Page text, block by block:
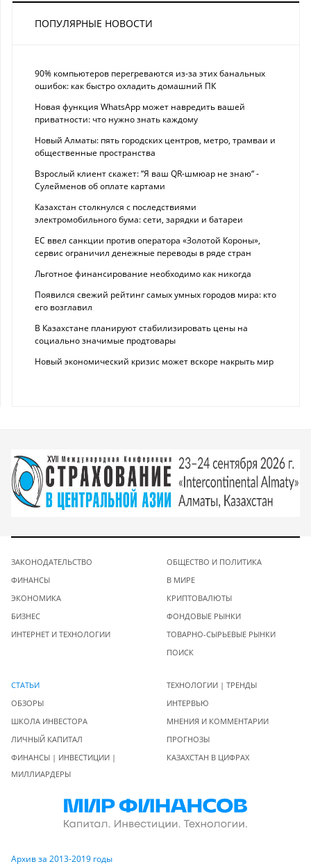
ПОПУЛЯРНЫЕ НОВОСТИ
90% компьютеров перегреваются из-за этих банальных
ошибок: как быстро охладить домашний ПК
Новая функция WhatsApp может навредить вашей
приватности: что нужно знать каждому
Новый Алматы: пять городских центров, метро, трамваи и
общественные пространства
Взрослый клиент скажет: “Я ваш QR-шмюар не знаю“ -
Сулейменов об оплате картами
Казахстан столкнулся с последствиями
электромобильного бума: сети, зарядки и батареи
ЕС ввел санкции против оператора «Золотой Короны»,
сервис ограничил денежные переводы в ряде стран
Льготное финансирование необходимо как никогда
Появился свежий рейтинг самых умных городов мира: кто
его возглавил
В Казахстане планируют стабилизировать цены на
социально значимые продтовары
Новый экономический кризис может вскоре накрыть мир
ЗАКОНОДАТЕЛЬСТВО
ФИНАНСЫ
ЭКОНОМИКА
БИЗНЕС
ИНТЕРНЕТ И ТЕХНОЛОГИИ
ОБЩЕСТВО И ПОЛИТИКА
В МИРЕ
КРИПТОВАЛЮТЫ
ФОНДОВЫЕ РЫНКИ
ТОВАРНО-СЫРЬЕВЫЕ РЫНКИ
ПОИСК
СТАТЬИ
ОБЗОРЫ
ШКОЛА ИНВЕСТОРА
ЛИЧНЫЙ КАПИТАЛ
ФИНАНСЫ | ИНВЕСТИЦИИ |
МИЛЛИАРДЕРЫ
ТЕХНОЛОГИИ | ТРЕНДЫ
ИНТЕРВЬЮ
МНЕНИЯ И КОММЕНТАРИИ
ПРОГНОЗЫ
КАЗАХСТАН В ЦИФРАХ
Архив за 2013-2019 годы